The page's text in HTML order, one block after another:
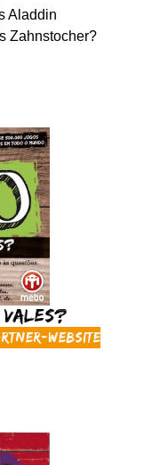
Aladdin
Zahnstocher?
Vales?
Website